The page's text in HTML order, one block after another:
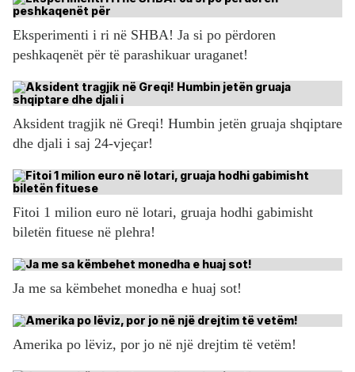
Eksperimenti i ri në SHBA! Ja si po përdoren
peshkaqenët për të parashikuar uraganet!
Aksident tragjik në Greqi! Humbin jetën gruaja shqiptare
dhe djali i saj 24-vjeçar!
Fitoi 1 milion euro në lotari, gruaja hodhi gabimisht
biletën fituese në plehra!
Ja me sa këmbehet monedha e huaj sot!
Amerika po lëviz, por jo në një drejtim të vetëm!